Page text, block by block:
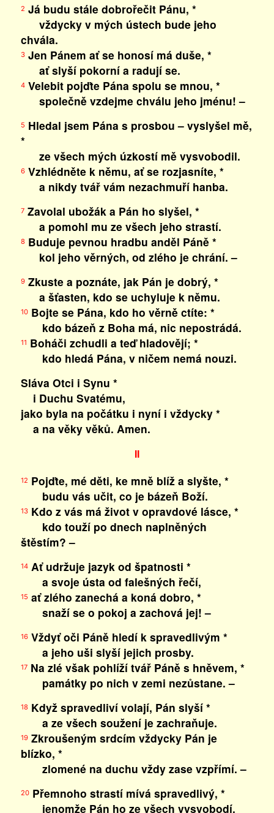
2 Já budu stále dobrořečit Pánu, *
vždycky v mých ústech bude jeho
chvála.
3Jen Pánem ať se honosí má duše, *
ať slyší pokorní a radují se.
4Velebit pojďte Pána spolu se mnou, *
společně vzdejme chválu jeho jménu! –
5 Hledal jsem Pána s prosbou – vyslyšel mě,
*
ze všech mých úzkostí mě vysvobodil.
6Vzhlédněte k němu, ať se rozjasníte, *
a nikdy tvář vám nezachmuří hanba.
7Zavolal ubožák a Pán ho slyšel, *
a pomohl mu ze všech jeho strastí.
8 Buduje pevnou hradbu anděl Páně *
kol jeho věrných, od zlého je chrání. –
9Zkuste a poznáte, jak Pán je dobrý, *
a šťasten, kdo se uchyluje k němu.
10Bojte se Pána, kdo ho věrně ctíte: *
kdo bázeň z Boha má, nic nepostrádá.
11 Boháči zchudli a teď hladovějí; *
kdo hledá Pána, v ničem nemá nouzi.
Sláva Otci i Synu *
i Duchu Svatému,
jako byla na počátku i nyní i vždycky *
a na věky věků. Amen.
II
12 Pojďte, mé děti, ke mně blíž a slyšte, *
budu vás učit, co je bázeň Boží.
13Kdo z vás má život v opravdové lásce, *
kdo touží po dnech naplněných
štěstím? –
14Ať udržuje jazyk od špatnosti *
a svoje ústa od falešných řečí,
15 ať zlého zanechá a koná dobro, *
snaží se o pokoj a zachová jej! –
16Vždyť oči Páně hledí k spravedlivým *
a jeho uši slyší jejich prosby.
17Na zlé však pohlíží tvář Páně s hněvem, *
památky po nich v zemi nezůstane. –
18 Když spravedliví volají, Pán slyší *
a ze všech soužení je zachraňuje.
19Zkroušeným srdcím vždycky Pán je
blízko, *
zlomené na duchu vždy zase vzpřímí. –
20Přemnoho strastí mívá spravedlivý, *
jenomže Pán ho ze všech vysvobodí.